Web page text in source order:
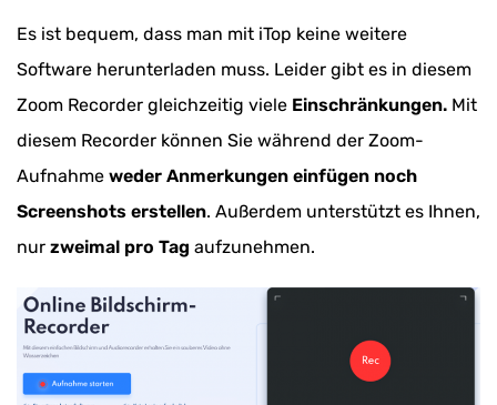
Es ist bequem, dass man mit iTop keine weitere
Software herunterladen muss. Leider gibt es in diesem
Zoom Recorder gleichzeitig viele Einschränkungen. Mit
diesem Recorder können Sie während der Zoom-
Aufnahme weder Anmerkungen einfügen noch
Screenshots erstellen. Außerdem unterstützt es Ihnen,
nur zweimal pro Tag aufzunehmen.